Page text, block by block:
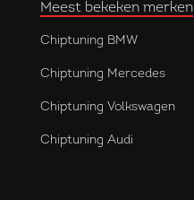
Meest bekeken merken
Chiptuning BMW
Chiptuning Mercedes
Chiptuning Volkswagen
Chiptuning Audi